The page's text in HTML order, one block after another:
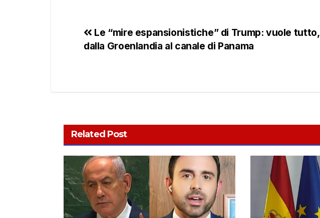
Le “mire espansionistiche” di Trump: vuole tutto,
dalla Groenlandia al canale di Panama
Related Post